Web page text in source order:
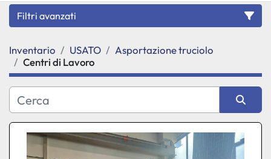
Filtri avanzati
Categoria
Produttore
Modello
Inventario USATO
Asportazione truciolo
Centri di Lavoro
Ordina per